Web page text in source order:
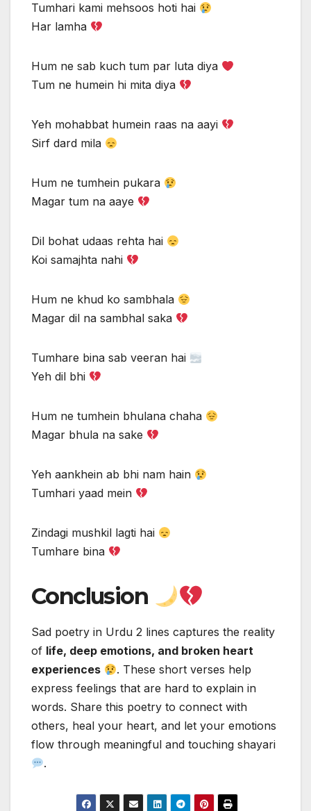
Tumhari kami mehsoos hoti hai
Har lamha
Hum ne sab kuch tum par luta diya
Tum ne humein hi mita diya
Yeh mohabbat humein raas na aayi
Sirf dard mila
Hum ne tumhein pukara
Magar tum na aaye
Dil bohat udaas rehta hai
Koi samajhta nahi
Hum ne khud ko sambhala
Magar dil na sambhal saka
Tumhare bina sab veeran hai
Yeh dil bhi
Hum ne tumhein bhulana chaha
Magar bhula na sake
Yeh aankhein ab bhi nam hain
Tumhari yaad mein
Zindagi mushkil lagti hai
Tumhare bina
Conclusion
Sad poetry in Urdu 2 lines captures the reality
of life, deep emotions, and broken heart
experiences
. These short verses help
express feelings that are hard to explain in
words. Share this poetry to connect with
others, heal your heart, and let your emotions
flow through meaningful and touching shayari
.